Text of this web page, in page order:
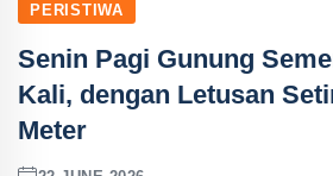
PERISTIWA
Senin Pagi Gunung
Kali, dengan Letusan
Meter